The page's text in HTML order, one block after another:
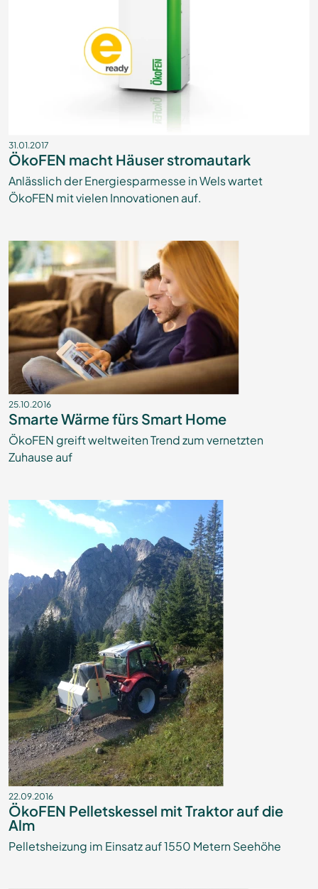
31.01.2017
ÖkoFEN macht Häuser stromautark
Anlässlich der Energiesparmesse in Wels wartet
ÖkoFEN mit vielen Innovationen auf.
25.10.2016
Smarte Wärme fürs Smart Home
ÖkoFEN greift weltweiten Trend zum vernetzten
Zuhause auf
22.09.2016
ÖkoFEN Pelletskessel mit Traktor auf die
Alm
Pelletsheizung im Einsatz auf 1550 Metern Seehöhe